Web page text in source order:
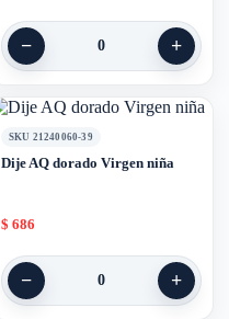
− 0 +
SKU 21240060-39
Dije AQ dorado Virgen niña
$ 686
− 0 +